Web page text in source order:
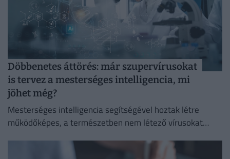
Döbbenetes áttörés: már szupervírusokat
is tervez a mesterséges intelligencia, mi
jöhet még?
Mesterséges intelligencia segítségével hoztak létre
működőképes, a természetben nem létező vírusokat